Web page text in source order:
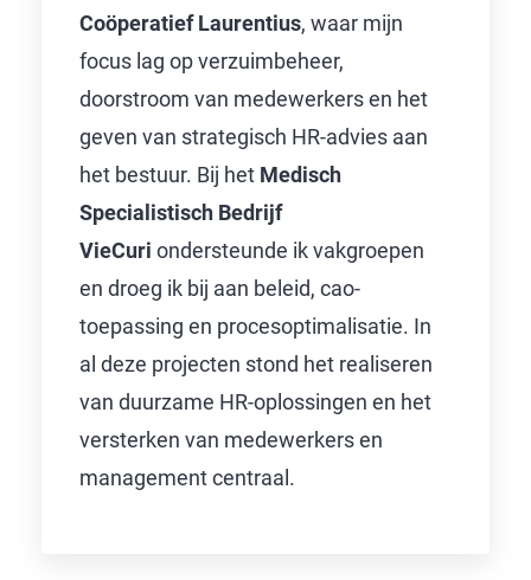
Coöperatief Laurentius, waar mijn
focus lag op verzuimbeheer,
doorstroom van medewerkers en het
geven van strategisch HR-advies aan
het bestuur. Bij het Medisch
Specialistisch Bedrijf
VieCuri ondersteunde ik vakgroepen
en droeg ik bij aan beleid, cao-
toepassing en procesoptimalisatie. In
al deze projecten stond het realiseren
van duurzame HR-oplossingen en het
versterken van medewerkers en
management centraal.